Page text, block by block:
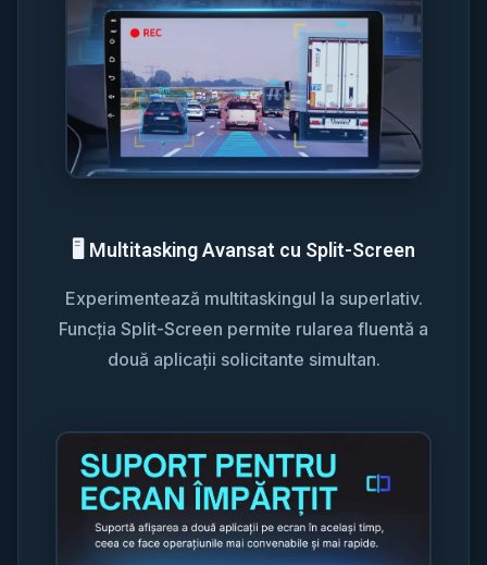
🖥️ Multitasking Avansat cu Split-Screen
Experimentează multitaskingul la superlativ.
Funcția Split-Screen permite rularea fluentă a
două aplicații solicitante simultan.